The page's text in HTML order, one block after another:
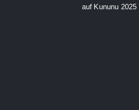
auf Kununu 2025